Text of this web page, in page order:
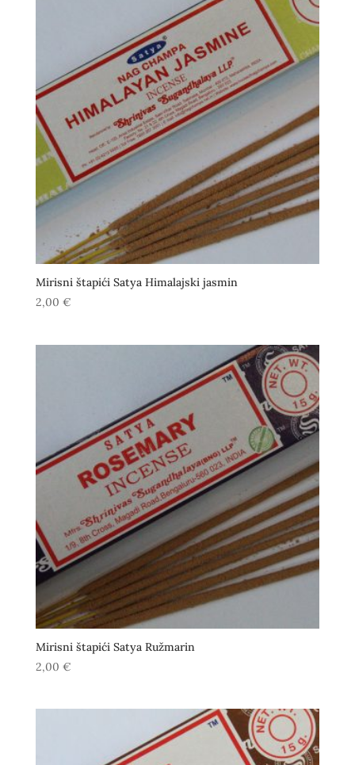
Mirisni štapići Satya Himalajski jasmin
2,00 €
Mirisni štapići Satya Ružmarin
2,00 €